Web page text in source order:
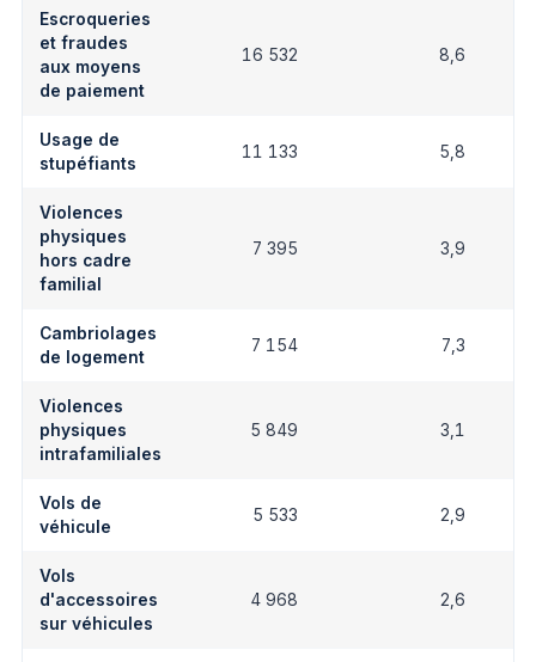
Escroqueries
et fraudes
aux moyens
de paiement
16 532 8,6
Usage de
stupéfiants
11 133 5,8
Violences
physiques
hors cadre
familial
7 395 3,9
Cambriolages
de logement
7 154 7,3
Violences
physiques
intrafamiliales
5 849 3,1
Vols de
véhicule
5 533 2,9
Vols
d'accessoires
sur véhicules
4 968 2,6